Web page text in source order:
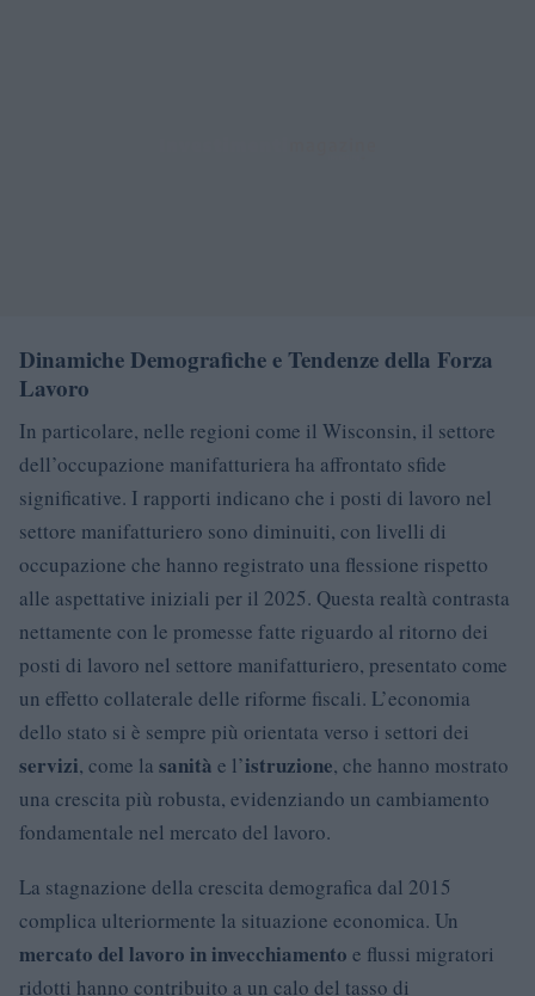
Dinamiche Demografiche e Tendenze della Forza
Lavoro
In particolare, nelle regioni come il Wisconsin, il settore
dell’occupazione manifatturiera ha affrontato sfide
significative. I rapporti indicano che i posti di lavoro nel
settore manifatturiero sono diminuiti, con livelli di
occupazione che hanno registrato una flessione rispetto
alle aspettative iniziali per il 2025. Questa realtà contrasta
nettamente con le promesse fatte riguardo al ritorno dei
posti di lavoro nel settore manifatturiero, presentato come
un effetto collaterale delle riforme fiscali. L’economia
dello stato si è sempre più orientata verso i settori dei
servizi, come la sanità e l’istruzione, che hanno mostrato
una crescita più robusta, evidenziando un cambiamento
fondamentale nel mercato del lavoro.
La stagnazione della crescita demografica dal 2015
complica ulteriormente la situazione economica. Un
mercato del lavoro in invecchiamento e flussi migratori
ridotti hanno contribuito a un calo del tasso di